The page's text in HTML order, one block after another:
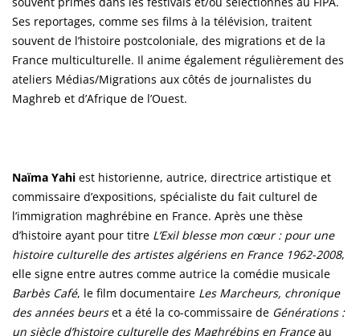
Ses reportages, comme ses films à la télévision, traitent
souvent de l’histoire postcoloniale, des migrations et de la
France multiculturelle. Il anime également régulièrement des
ateliers Médias/Migrations aux côtés de journalistes du
Maghreb et d’Afrique de l’Ouest.
Naïma Yahi est historienne, autrice, directrice artistique et
commissaire d’expositions, spécialiste du fait culturel de
l’immigration maghrébine en France. Après une thèse
d’histoire ayant pour titre L’Exil blesse mon cœur : pour une
histoire culturelle des artistes algériens en France 1962-2008,
elle signe entre autres comme autrice la comédie musicale
Barbès Café, le film documentaire Les Marcheurs, chronique
des années beurset a été la co-commissaire de Générations :
un siècle d’histoire culturelle des Maghrébins en Franceau